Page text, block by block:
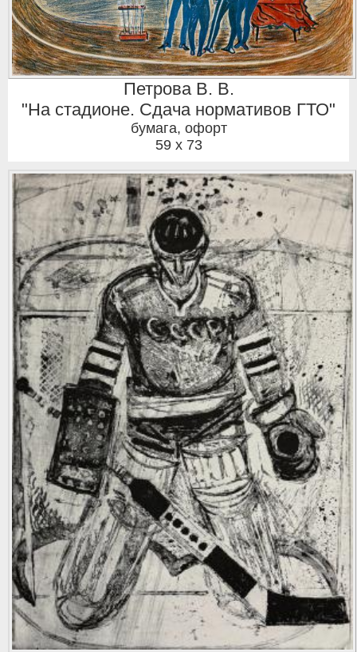
Петрова В. В.
"На стадионе. Сдача нормативов ГТО"
бумага, офорт
59 x 73